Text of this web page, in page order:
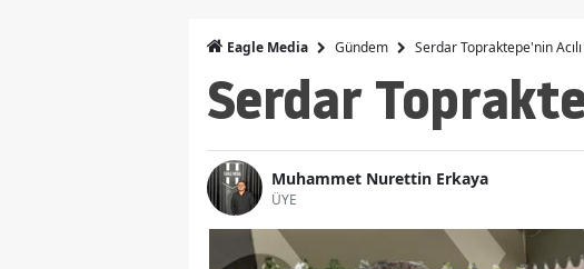
Eagle Media Gündem Serdar Topraktepe'nin
Serdar
Muhammet Nurettin Erkaya
ÜYE